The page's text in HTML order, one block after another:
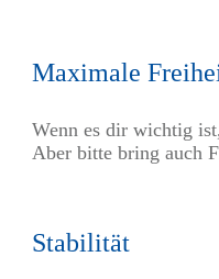
Maximale
Wenn es dir wichtig
Aber bitte bring auch
Stabilität